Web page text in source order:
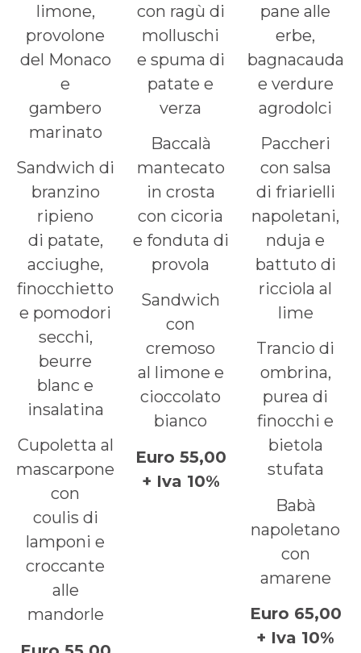
limone,
provolone
del Monaco
e
gambero
marinato
Sandwich di
branzino
ripieno
di patate,
acciughe,
finocchietto
e pomodori
secchi,
beurre
blanc e
insalatina
Cupoletta al
mascarpone
con
coulis di
lamponi e
croccante
alle
mandorle
con ragù di
molluschi
e spuma di
patate e
verza
Baccalà
mantecato
in crosta
con cicoria
e fonduta di
provola
Sandwich
con
cremoso
al limone e
cioccolato
bianco
Euro 55,00
+ Iva 10%
pane alle
erbe,
bagnacauda
e verdure
agrodolci
Paccheri
con salsa
di friarielli
napoletani,
nduja e
battuto di
ricciola al
lime
Trancio di
ombrina,
purea di
finocchi e
bietola
stufata
Babà
napoletano
con
amarene
Euro 65,00
+ Iva 10%